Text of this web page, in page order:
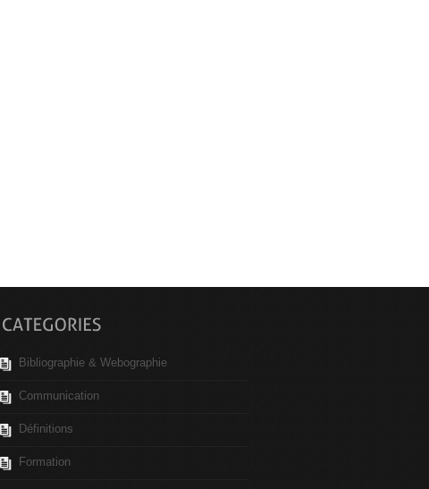
Bibliographie & Webographie
Communication
Définitions
Formation